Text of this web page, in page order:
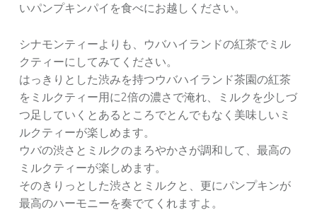
いパンプキンパイを食べにお越しください。
シナモンティーよりも、ウバハイランドの紅茶でミル
クティーにしてみてください。
はっきりとした渋みを持つウバハイランド茶園の紅茶
をミルクティー用に2倍の濃さで淹れ、ミルクを少しづ
つ足していくとあるところでとんでもなく美味しいミ
ルクティーが楽しめます。
ウバの渋さとミルクのまろやかさが調和して、最高の
ミルクティーが楽しめます。
そのきりっとした渋さとミルクと、更にパンプキンが
最高のハーモニーを奏でてくれますよ。